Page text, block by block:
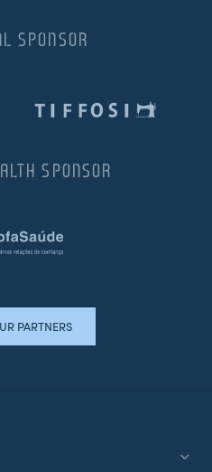
SPONSOR
SPONSOR
PARTNERS